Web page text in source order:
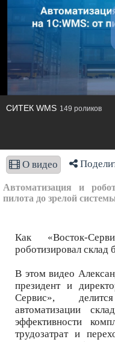
СИТЕК WMS 149 роликов
О видео
Автоматизация и
пилота до зрелой
Как «Восток-
роботизировал склад
В этом видео
президент и
Сервис»,
автоматизации
эффективности
трудозатрат и